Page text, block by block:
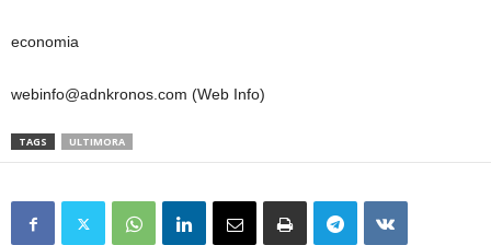
economia
webinfo@adnkronos.com (Web Info)
TAGS ULTIMORA